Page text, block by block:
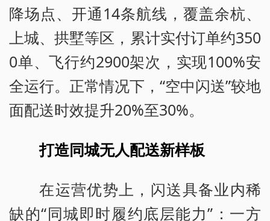
降场点、开通14条航线，覆盖余杭、
上城、拱墅等区，累计实付订单约350
0单、飞行约2900架次，实现100%安
全运行。正常情况下，“空中闪送”较地
面配送时效提升20%至30%。
打造同城无人配送新样板
在运营优势上，闪送具备业内稀
缺的“同城即时履约底层能力”：一方